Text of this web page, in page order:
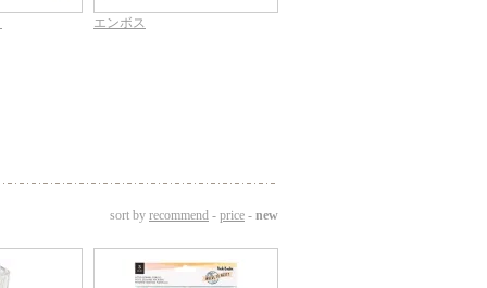
エンボス
sort by recommend - price - new